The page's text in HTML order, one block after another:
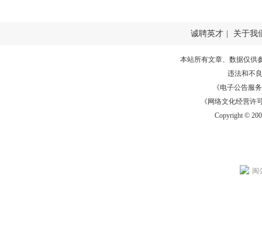
诚聘英才 关于我
本站所有文章、数据仅供
违法和不
《电子公告服务
《网络文化经营许
Copyright ©
闽